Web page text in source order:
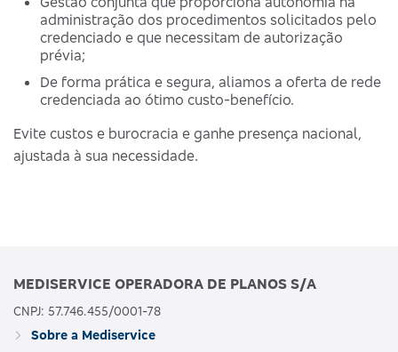
administração dos procedimentos solicitados pelo
credenciado e que necessitam de autorização
prévia;
De forma prática e segura, aliamos a oferta de rede
credenciada ao ótimo custo-benefício.
Evite custos e burocracia e ganhe presença nacional,
ajustada à sua necessidade.
MEDISERVICE OPERADORA DE PLANOS S/A
CNPJ: 57.746.455/0001-78
Sobre a Mediservice